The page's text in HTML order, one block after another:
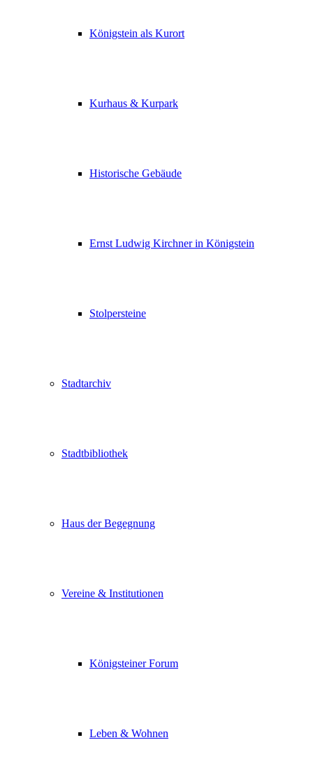
Königstein als Kurort
Kurhaus & Kurpark
Historische Gebäude
Ernst Ludwig Kirchner in Königstein
Stolpersteine
Stadtarchiv
Stadtbibliothek
Haus der Begegnung
Vereine & Institutionen
Königsteiner Forum
Leben & Wohnen